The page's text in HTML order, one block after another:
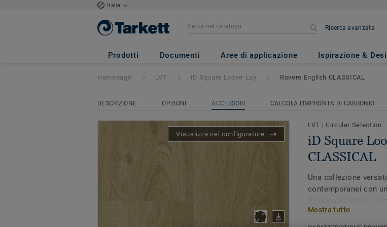
Italia
Ricerca avanzata
Prodotti Documenti Aree di applicazione Ispirazione &
iD Square Loose-Lay - Rovere English
Homepage LVT iD Square Loose-Lay Rovere English CLASSICAL
DESCRIZIONE OPZIONI ACCESSORI CALCOLA L'IMPRONTA DI CARBONIO
Visualizza nel configuratore
LVT | Circular Selection
iD Square
CLASSICAL
Una collezione
contemporanei con
dinamica per creare
Realizzata in
Mostra tutto